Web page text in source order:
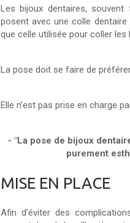
Les bijoux dentaires,
posent avec une colle
que celle utilisée pour coller
La pose doit se faire de
Elle n’est pas prise en charge
- "La pose de bijoux
purement
MISE EN PLACE
Afin d’éviter des